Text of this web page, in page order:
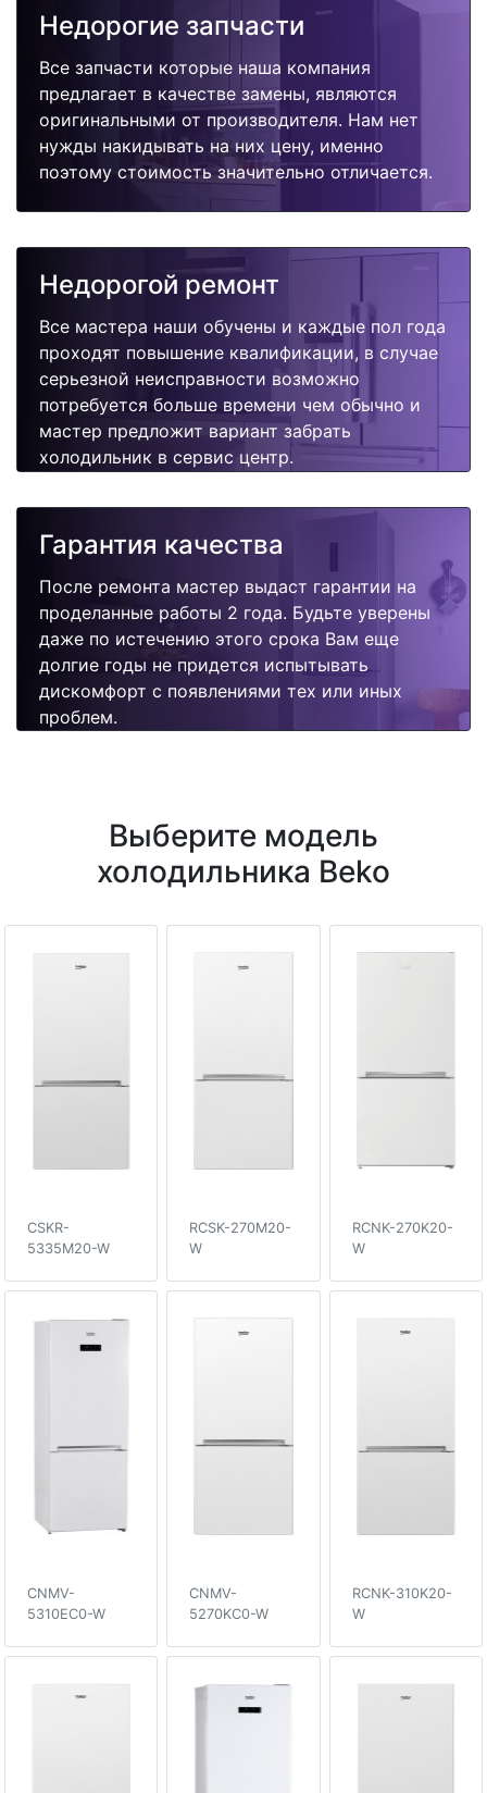
Недорогие запчасти
Все запчасти которые наша компания
предлагает в качестве замены, являются
оригинальными от производителя. Нам нет
нужды накидывать на них цену, именно
поэтому стоимость значительно отличается.
Недорогой ремонт
Все мастера наши обучены и каждые пол года
проходят повышение квалификации, в случае
серьезной неисправности возможно
потребуется больше времени чем обычно и
мастер предложит вариант забрать
холодильник в сервис центр.
Гарантия качества
После ремонта мастер выдаст гарантии на
проделанные работы 2 года. Будьте уверены
даже по истечению этого срока Вам еще
долгие годы не придется испытывать
дискомфорт с появлениями тех или иных
проблем.
Выберите модель
холодильника Beko
CSKR-
5335M20-W
RCSK-270M20-
W
RCNK-270K20-
W
CNMV-
5310EC0-W
CNMV-
5270KC0-W
RCNK-310K20-
W